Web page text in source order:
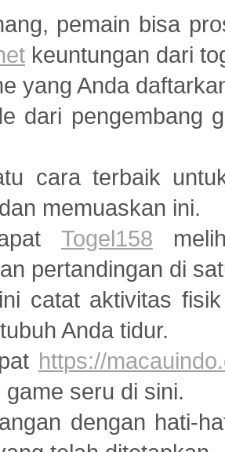
pemain bisa
keuntungan dari
yang Anda
dari pengembang
cara terbaik
memuaskan ini.
Togel158
pertandingan di
catat aktivitas
Anda tidur.
https://
game seru di sini.
dengan hati-